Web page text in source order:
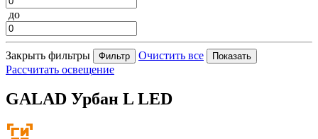
до
Закрыть фильтры
Очистить все
Рассчитать освещение
GALAD Урбан L LED